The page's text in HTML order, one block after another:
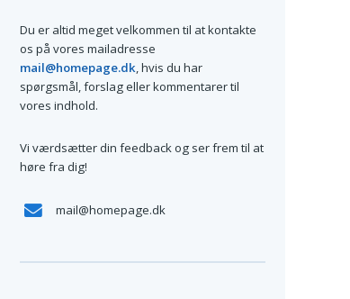
Du er altid meget velkommen til at kontakte
os på vores mailadresse
mail@homepage.dk, hvis du har
spørgsmål, forslag eller kommentarer til
vores indhold.
Vi værdsætter din feedback og ser frem til at
høre fra dig!
mail@homepage.dk